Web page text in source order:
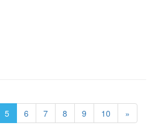
5 6 7 8 9 10 »